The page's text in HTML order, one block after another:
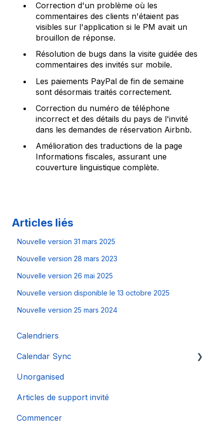
Correction d'un problème où les
commentaires des clients n'étaient pas
visibles sur l'application si le PM avait un
brouillon de réponse.
Résolution de bugs dans la visite guidée des
commentaires des invités sur mobile.
Les paiements PayPal de fin de semaine
sont désormais traités correctement.
Correction du numéro de téléphone
incorrect et des détails du pays de l'invité
dans les demandes de réservation Airbnb.
Amélioration des traductions de la page
Informations fiscales, assurant une
couverture linguistique complète.
Articles liés
Nouvelle version 31 mars 2025
Nouvelle version 28 mars 2023
Nouvelle version 26 mai 2025
Nouvelle version disponible le 13 octobre 2025
Nouvelle version 25 mars 2024
Calendriers
Calendar Sync
Importation de calendriers populaires
Unorganised
Articles de support invité
Commencer